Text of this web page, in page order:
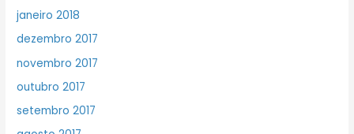
janeiro 2018
dezembro 2017
novembro 2017
outubro 2017
setembro 2017